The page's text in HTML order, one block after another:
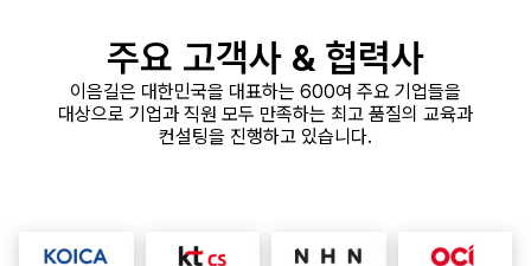
주요 고객사 & 협력사
이음길은 대한민국을 대표하는 600여 주요 기업들을
대상으로 기업과 직원 모두 만족하는 최고 품질의 교육과
컨설팅을 진행하고 있습니다.